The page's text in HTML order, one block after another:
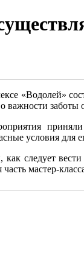
«Водолей»
заботы о
приняли
условия
следует
мастер-